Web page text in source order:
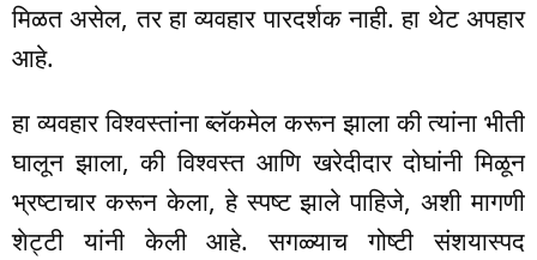
मिळत असेल, तर हा व्यवहार पारदर्शक नाही. हा थेट अपहार
आहे.
हा व्यवहार विश्वस्तांना ब्लॅकमेल करून झाला की त्यांना भीती
घालून झाला, की विश्वस्त आणि खरेदीदार दोघांनी मिळून
भ्रष्टाचार करून केला, हे स्पष्ट झाले पाहिजे, अशी मागणी
शेट्टी यांनी केली आहे. सगळ्याच गोष्टी संशयास्पद